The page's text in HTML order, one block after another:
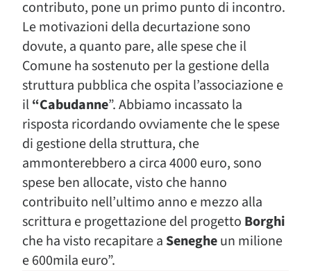
contributo, pone un primo punto di incontro.
Le motivazioni della decurtazione sono
dovute, a quanto pare, alle spese che il
Comune ha sostenuto per la gestione della
struttura pubblica che ospita l’associazione e
il“Cabudanne”. Abbiamo incassato la
risposta ricordando ovviamente che le spese
di gestione della struttura, che
ammonterebbero a circa 4000 euro, sono
spese ben allocate, visto che hanno
contribuito nell’ultimo anno e mezzo alla
scrittura e progettazione del progetto Borghi
che ha visto recapitare a Senegheun milione
e 600mila euro”.